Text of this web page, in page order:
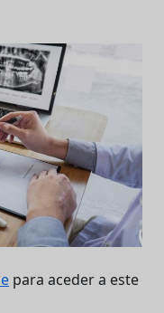
para aceder a este